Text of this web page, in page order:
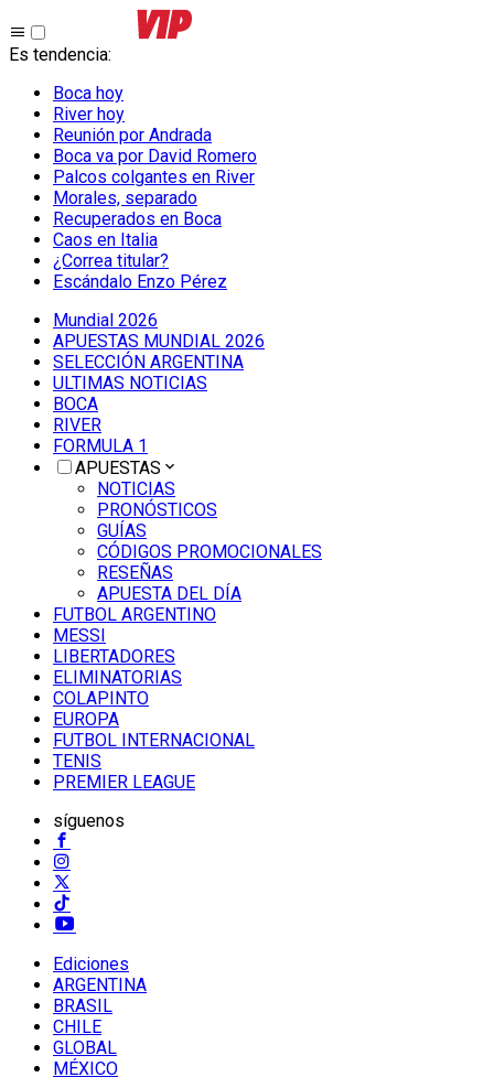
Es tendencia:
Boca hoy
River hoy
Reunión por Andrada
Boca va por David Romero
Palcos colgantes en River
Morales, separado
Recuperados en Boca
Caos en Italia
¿Correa titular?
Escándalo Enzo Pérez
Mundial 2026
APUESTAS MUNDIAL 2026
SELECCIÓN ARGENTINA
ULTIMAS NOTICIAS
BOCA
RIVER
FORMULA 1
APUESTAS
NOTICIAS
PRONÓSTICOS
GUÍAS
CÓDIGOS PROMOCIONALES
RESEÑAS
APUESTA DEL DÍA
FUTBOL ARGENTINO
MESSI
LIBERTADORES
ELIMINATORIAS
COLAPINTO
EUROPA
FUTBOL INTERNACIONAL
TENIS
PREMIER LEAGUE
síguenos
Ediciones
ARGENTINA
BRASIL
CHILE
GLOBAL
MÉXICO